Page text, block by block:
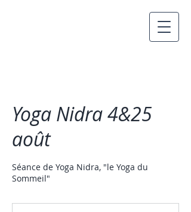
Yoga Nidra 4&25
août
Séance de Yoga Nidra, "le Yoga du
Sommeil"